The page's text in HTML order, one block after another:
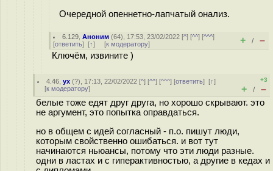
Очередной опеннетно-лапчатый онализ.
6.129 ,Аноним (64), 17:53, 23/02/2022 [^] [^^] [^^^]
[ответить] [↑] [к модератору] + / –
Ключём, извините )
4.46 ,ух (?), 17:13, 22/02/2022 [^] [^^] [^^^] [ответить][↑]
[к модератору]
+3
+ / –
белые тоже едят друг друга, но хорошо скрывают. это
не аргумент, это попытка оправдаться.
но в общем с идей согласный - п.о. пишут люди,
которым свойственно ошибаться. и вот тут
начинаются ньюансы, потому что эти люди разные.
одни в ластах и с гиперактивностью, а другие в кедах и